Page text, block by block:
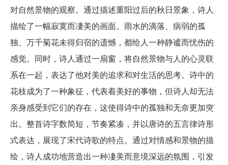
对自然景物的观察。通过描述重阳过后的秋日景象，诗人
描绘了一幅寂寞而凄美的画面。雨水的滴落、病弱的孤
独、万千菊花未得归宿的遗憾，都给人一种静谧而忧伤的
感觉。同时，诗人通过一扇窗，将自然景物与人的心灵联
系在一起，表达了他对美的追求和对生活的思考。诗中的
花枝成为了一种象征，代表着美好的事物，但诗人却无法
亲身感受到它们的存在，这使得诗中的孤独和无奈更加突
出。整首诗字数简短，节奏紧凑，并以唐诗的五言律诗形
式表达，展现了宋代诗歌的特点。通过对情感和景物的描
绘，诗人成功地营造出一种凄美而意境深远的氛围，引发